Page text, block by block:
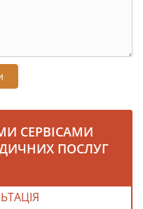
СЕРВІСАМИ
ПОСЛУГ